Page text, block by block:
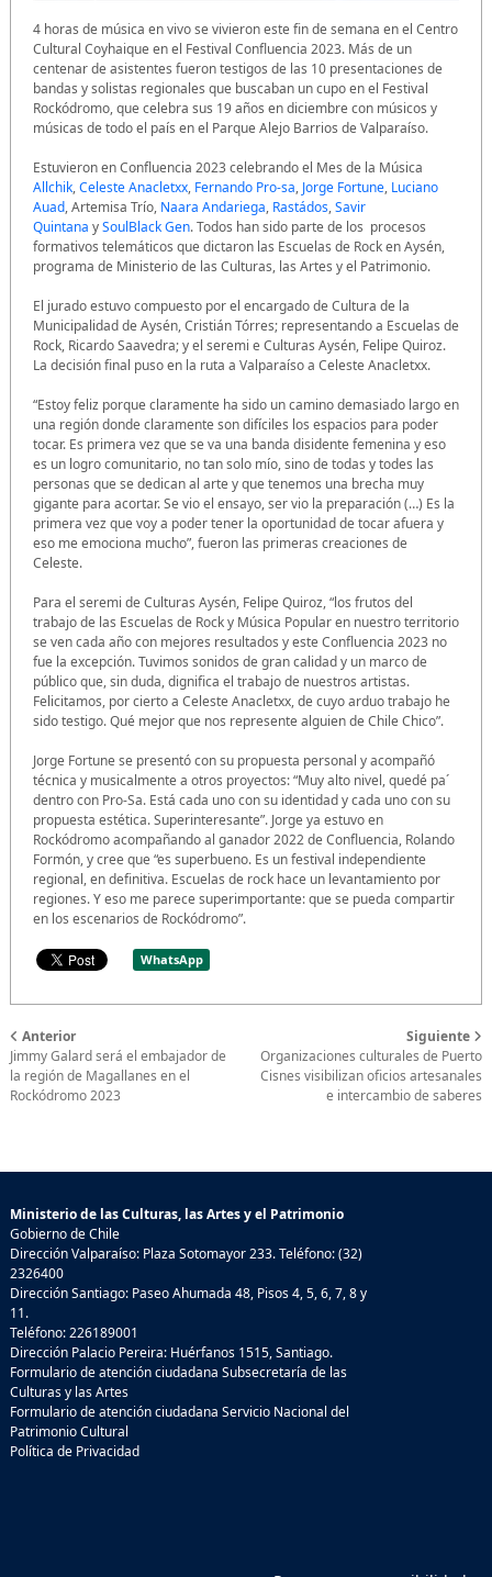
4 horas de música en vivo se vivieron este fin de semana en el Centro
Cultural Coyhaique en el Festival Confluencia 2023. Más de un
centenar de asistentes fueron testigos de las 10 presentaciones de
bandas y solistas regionales que buscaban un cupo en el Festival
Rockódromo, que celebra sus 19 años en diciembre con músicos y
músicas de todo el país en el Parque Alejo Barrios de Valparaíso.
Estuvieron en Confluencia 2023 celebrando el Mes de la Música
Allchik,Celeste Anacletxx, Fernando Pro-sa, Jorge Fortune, Luciano
Auad, Artemisa Trío, Naara Andariega, Rastádos,Savir
Quintana ySoulBlack Gen. Todos han sido parte de los procesos
formativos telemáticos que dictaron las Escuelas de Rock en Aysén,
programa de Ministerio de las Culturas, las Artes y el Patrimonio.
El jurado estuvo compuesto por el encargado de Cultura de la
Municipalidad de Aysén, Cristián Tórres; representando a Escuelas de
Rock, Ricardo Saavedra; y el seremi e Culturas Aysén, Felipe Quiroz.
La decisión final puso en la ruta a Valparaíso a Celeste Anacletxx.
“Estoy feliz porque claramente ha sido un camino demasiado largo en
una región donde claramente son difíciles los espacios para poder
tocar. Es primera vez que se va una banda disidente femenina y eso
es un logro comunitario, no tan solo mío, sino de todas y todes las
personas que se dedican al arte y que tenemos una brecha muy
gigante para acortar. Se vio el ensayo, ser vio la preparación (…) Es la
primera vez que voy a poder tener la oportunidad de tocar afuera y
eso me emociona mucho”, fueron las primeras creaciones de
Celeste.
Para el seremi de Culturas Aysén, Felipe Quiroz, “los frutos del
trabajo de las Escuelas de Rock y Música Popular en nuestro territorio
se ven cada año con mejores resultados y este Confluencia 2023 no
fue la excepción. Tuvimos sonidos de gran calidad y un marco de
público que, sin duda, dignifica el trabajo de nuestros artistas.
Felicitamos, por cierto a Celeste Anacletxx, de cuyo arduo trabajo he
sido testigo. Qué mejor que nos represente alguien de Chile Chico”.
Jorge Fortune se presentó con su propuesta personal y acompañó
técnica y musicalmente a otros proyectos: “Muy alto nivel, quedé pa´
dentro con Pro-Sa. Está cada uno con su identidad y cada uno con su
propuesta estética. Superinteresante”. Jorge ya estuvo en
Rockódromo acompañando al ganador 2022 de Confluencia, Rolando
Formón, y cree que “es superbueno. Es un festival independiente
regional, en definitiva. Escuelas de rock hace un levantamiento por
regiones. Y eso me parece superimportante: que se pueda compartir
en los escenarios de Rockódromo”.
WhatsApp
Anterior
Jimmy Galard será el embajador de
la región de Magallanes en el
Rockódromo 2023
Siguiente
Organizaciones culturales de Puerto
Cisnes visibilizan oficios artesanales
e intercambio de saberes
Ministerio de las Culturas, las Artes y el Patrimonio
Gobierno de Chile
Dirección Valparaíso: Plaza Sotomayor 233. Teléfono: (32)
2326400
Dirección Santiago: Paseo Ahumada 48, Pisos 4, 5, 6, 7, 8 y
11.
Teléfono: 226189001
Dirección Palacio Pereira: Huérfanos 1515, Santiago.
Formulario de atención ciudadana Subsecretaría de las
Culturas y las Artes
Formulario de atención ciudadana Servicio Nacional del
Patrimonio Cultural
Política de Privacidad